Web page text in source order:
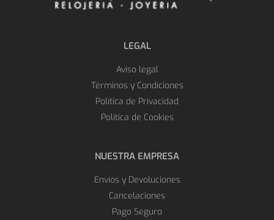
LEGAL
Aviso legal
Términos y Condiciones
Política de Privacidad
Política de Cookies
NUESTRA EMPRESA
Envíos y Devoluciones
Cancelaciones
Pago Seguro